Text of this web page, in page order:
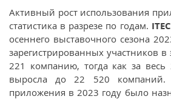
Активный рост использования
статистика в разрезе по годам.
осеннего выставочного сезона
зарегистрированных участников в
221 компанию, тогда как за
выросла до 22 520 компаний.
приложения в 2023 году было